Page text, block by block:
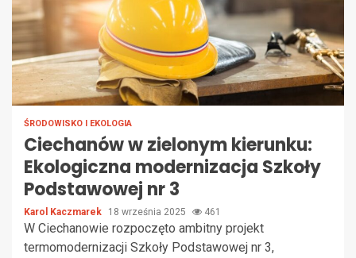
ŚRODOWISKO I EKOLOGIA
Ciechanów w zielonym kierunku:
Ekologiczna modernizacja Szkoły
Podstawowej nr 3
Karol Kaczmarek 18 września 2025 461
W Ciechanowie rozpoczęto ambitny projekt
termomodernizacji Szkoły Podstawowej nr 3,